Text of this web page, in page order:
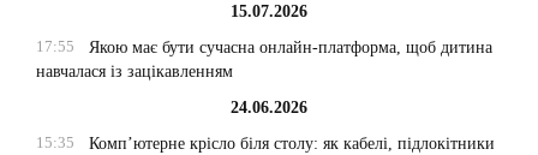
15.07.2026
17:55
Якою має бути сучасна онлайн-платформа, щоб дитина
навчалася із зацікавленням
24.06.2026
15:35
Комп’ютерне крісло біля столу: як кабелі, підлокітники